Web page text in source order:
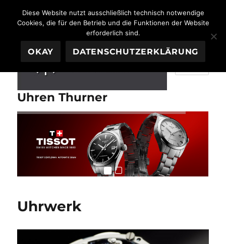
Uhren Thurner
Uhrwerk
Diese Website nutzt ausschließlich technisch notwendige
Cookies, die für den Betrieb und die Funktionen der Website
erforderlich sind.
OKAY DATENSCHUTZERKLÄRUNG